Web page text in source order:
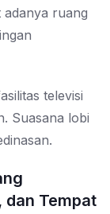
adanya ruang
televisi
Suasana lobi
dan Tempat